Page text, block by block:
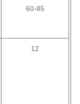
60-85
12